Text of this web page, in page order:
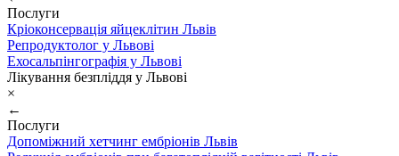
Послуги
Кріоконсервація яйцеклітин Львів
Репродуктолог у Львові
Ехосальпінгографія у Львові
Лікування безпліддя у Львові
×
←
Послуги
Допоміжний хетчинг ембріонів Львів